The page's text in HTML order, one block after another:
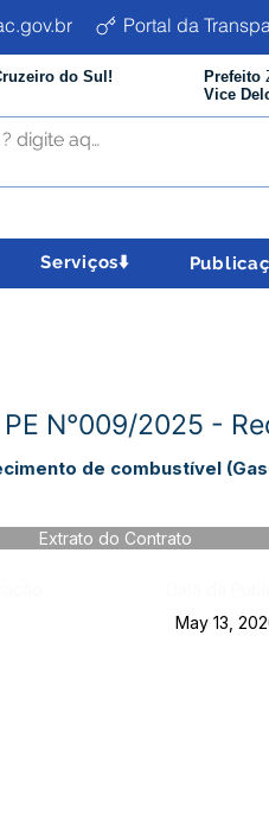
Portal da
do Sul! Prefeito
Vice
Serviços⬇️
N°009/2025 -
de combustível
Extrato do Contrato
May 13,